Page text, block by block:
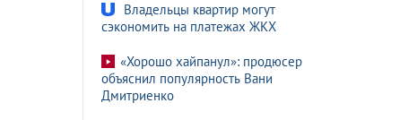
Владельцы квартир могут
сэкономить на платежах ЖКХ
«Хорошо хайпанул»: продюсер
объяснил популярность Вани
Дмитриенко